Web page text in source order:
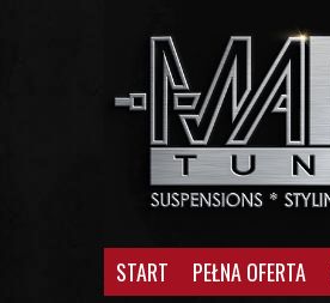
START PEŁNA OFERTA